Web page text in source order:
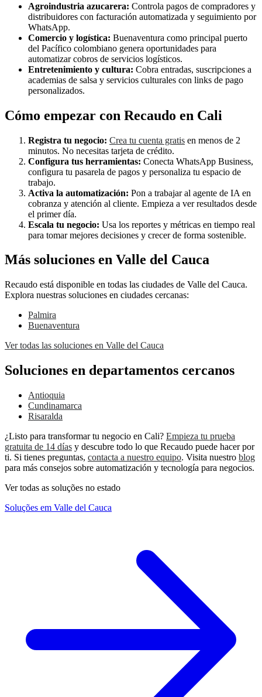
Agroindustria azucarera: Controla pagos de compradores y
distribuidores con facturación automatizada y seguimiento por
WhatsApp.
Comercio y logística: Buenaventura como principal puerto
del Pacífico colombiano genera oportunidades para
automatizar cobros de servicios logísticos.
Entretenimiento y cultura: Cobra entradas, suscripciones a
academias de salsa y servicios culturales con links de pago
personalizados.
Cómo empezar con Recaudo en Cali
Registra tu negocio: Crea tu cuenta gratis en menos de 2
minutos. No necesitas tarjeta de crédito.
Configura tus herramientas: Conecta WhatsApp Business,
configura tu pasarela de pagos y personaliza tu espacio de
trabajo.
Activa la automatización: Pon a trabajar al agente de IA en
cobranza y atención al cliente. Empieza a ver resultados desde
el primer día.
Escala tu negocio: Usa los reportes y métricas en tiempo real
para tomar mejores decisiones y crecer de forma sostenible.
Más soluciones en Valle del Cauca
Recaudo está disponible en todas las ciudades de Valle del Cauca.
Explora nuestras soluciones en ciudades cercanas:
Palmira
Buenaventura
Ver todas las soluciones en Valle del Cauca
Soluciones en departamentos cercanos
Antioquia
Cundinamarca
Risaralda
¿Listo para transformar tu negocio en Cali? Empieza tu prueba
gratuita de 14 días y descubre todo lo que Recaudo puede hacer por
ti. Si tienes preguntas, contacta a nuestro equipo. Visita nuestro blog
para más consejos sobre automatización y tecnología para negocios.
Ver todas as soluções no estado
Soluções em Valle del Cauca